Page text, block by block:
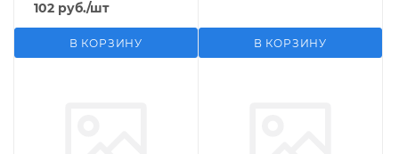
102 руб./шт
В КОРЗИНУ В КОРЗИНУ